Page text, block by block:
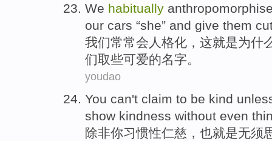
We habitually
our cars “she” and give them
我们常常会 人格化 ， 这就是为什
们取些可爱的名字 。
youdao
You can't claim to be kind
show kindness without even
除非你习惯性仁慈 ，也就是无须